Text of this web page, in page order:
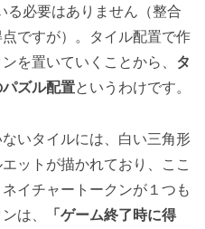
る必要はありません（整合
ですが）。タイル配置で作
を置いていくことから、 タ
ズル配置というわけです。
いタイルには、白い三角形
ットが描かれており、ここ
イチャートークンが１つも
は、
「ゲーム終了時に得